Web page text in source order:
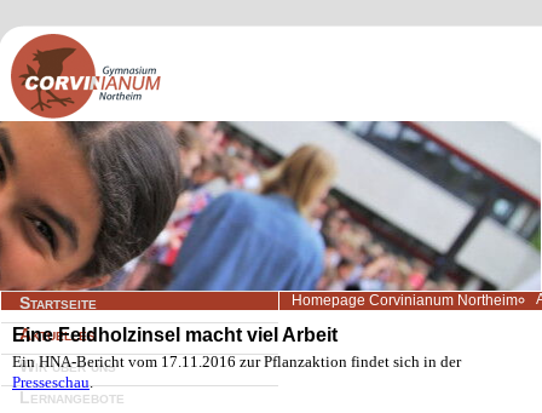
Navigation
überspringen
Startseite
Aktuelles
Wir über uns
Lernangebote
Homepage Corvinianum Northeim
Eine Feldholzinsel macht viel Arbeit
Ein HNA-Bericht vom 17.11.2016 zur Pflanzaktion findet sich in der
Presseschau.